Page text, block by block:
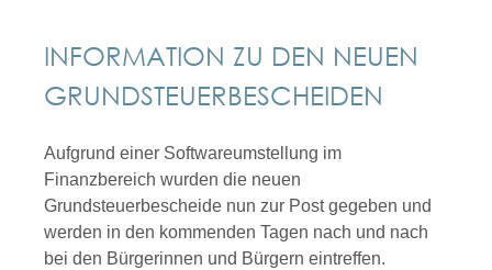
INFORMATION ZU DEN NEUEN
GRUNDSTEUERBESCHEIDEN
Aufgrund einer Softwareumstellung im
Finanzbereich wurden die neuen
Grundsteuerbescheide nun zur Post gegeben und
werden in den kommenden Tagen nach und nach
bei den Bürgerinnen und Bürgern eintreffen.